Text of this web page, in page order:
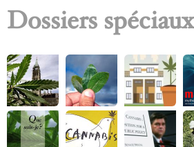
Dossiers spéciaux